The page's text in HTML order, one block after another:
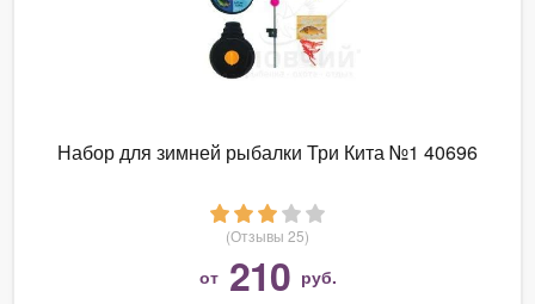
Набор для зимней рыбалки Три Кита №1 40696
(Отзывы 25)
от 210 руб.